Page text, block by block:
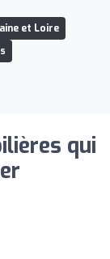
et Loire
qui